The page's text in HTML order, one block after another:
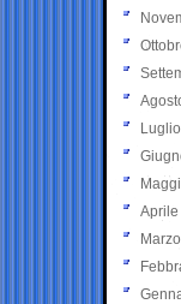
Aprile